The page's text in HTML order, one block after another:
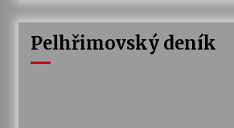
Pelhřimovský deník